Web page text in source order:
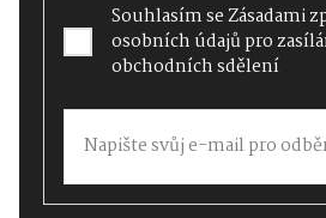
Souhlasím seZásadami
osobních údajůpro
obchodních sdělení